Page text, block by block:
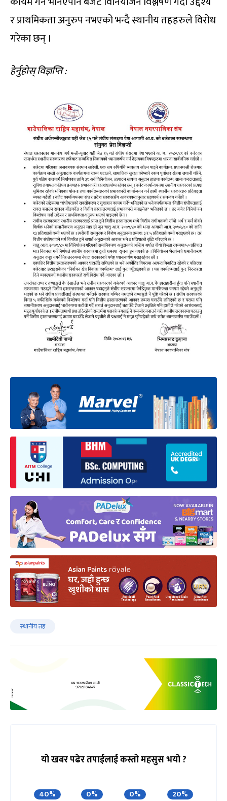
र प्राथमिकता अनुरुप नभएको भन्दै स्थानीय तहहरुले विरोध
गरेका छन् ।
हेर्नुहोस् विज्ञप्ति :
स्थानीय तह
यो खबर पढेर तपाईलाई कस्तो महसुस भयो ?
40% 0% 0% 20%